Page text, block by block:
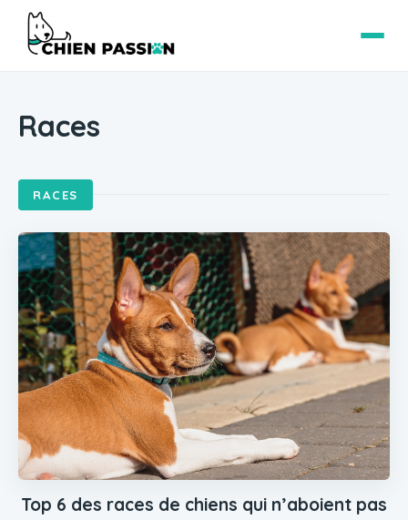
Races
RACES
Top 6 des races de chiens qui n’aboient pas